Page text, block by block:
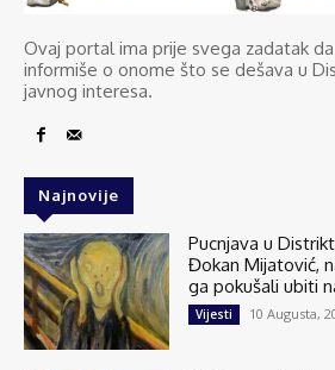
Ovaj portal ima prije svega zadatak
informiše o onome što se dešava u
javnog interesa.
Najnovije
Pucnjava u
Đokan Mijatović,
ga pokušali ubiti
Vijesti 10 Augusta,